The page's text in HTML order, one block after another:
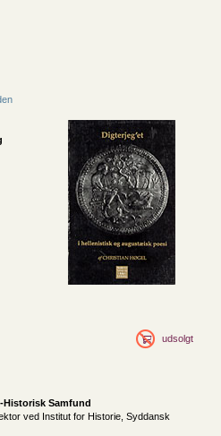
udsolgt
Samfund
ved Institut for Historie, Syddansk